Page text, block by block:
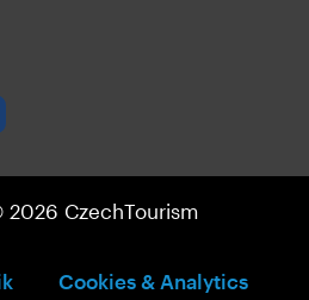
CzechTourism
Cookies & Analytics